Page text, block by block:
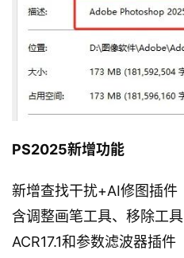
PS2025新增功能
新增查找干扰+AI修图插件
含调整画笔工具、移除工具
ACR17.1和参数滤波器插件